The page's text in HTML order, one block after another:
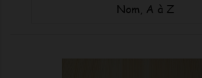
Nom, A à Z